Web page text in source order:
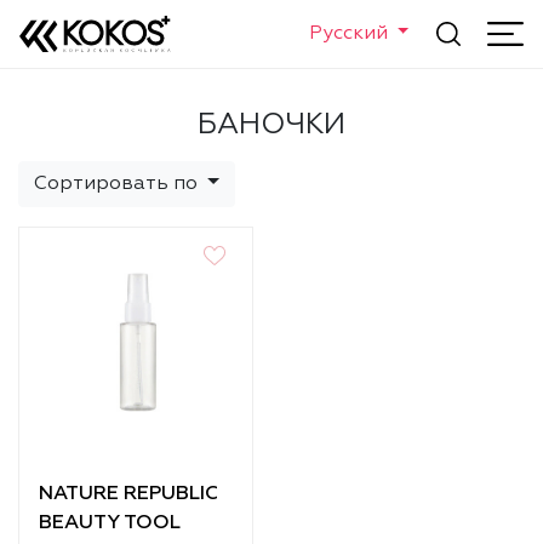
Русский
БАНОЧКИ
Сортировать по
NATURE REPUBLIC
BEAUTY TOOL